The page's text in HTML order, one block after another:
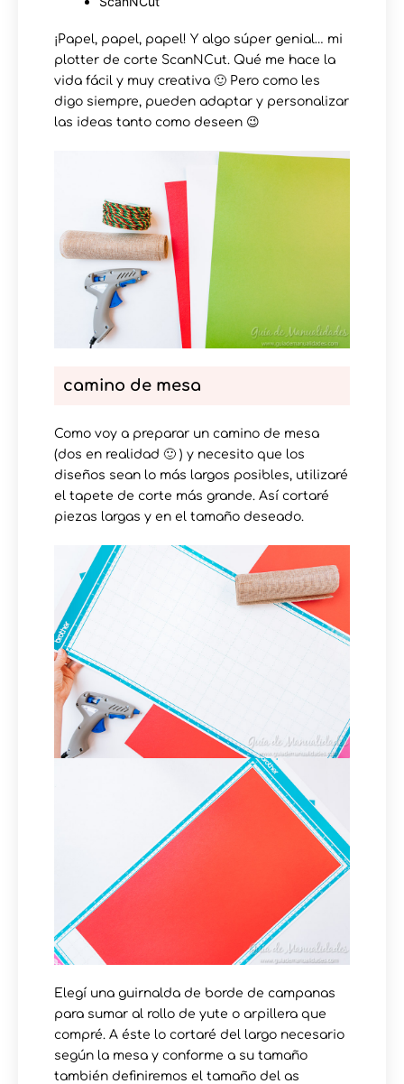
¡Papel, papel, papel! Y algo súper genial… mi
plotter de corte ScanNCut. Qué me hace la
vida fácil y muy creativa 🙂 Pero como les
digo siempre, pueden adaptar y personalizar
las ideas tanto como deseen 😉
camino de mesa
Como voy a preparar un camino de mesa
(dos en realidad 🙂 ) y necesito que los
diseños sean lo más largos posibles, utilizaré
el tapete de corte más grande. Así cortaré
piezas largas y en el tamaño deseado.
Elegí una guirnalda de borde de campanas
para sumar al rollo de yute o arpillera que
compré. A éste lo cortaré del largo necesario
según la mesa y conforme a su tamaño
también definiremos el tamaño del as